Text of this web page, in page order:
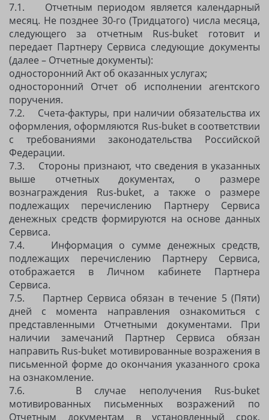
7.1. Отчетным периодом является календарный
месяц. Не позднее 30-го (Тридцатого) числа месяца,
следующего за отчетным Rus-buket готовит и
передает Партнеру Сервиса следующие документы
(далее – Отчетные документы):
односторонний Акт об оказанных услугах;
односторонний Отчет об исполнении агентского
поручения.
7.2. Счета-фактуры, при наличии обязательства их
оформления, оформляются Rus-buket в соответствии
с требованиями законодательства Российской
Федерации.
7.3. Стороны признают, что сведения в указанных
выше отчетных документах, о размере
вознаграждения Rus-buket, а также о размере
подлежащих перечислению Партнеру Сервиса
денежных средств формируются на основе данных
Сервиса.
7.4. Информация о сумме денежных средств,
подлежащих перечислению Партнеру Сервиса,
отображается в Личном кабинете Партнера
Сервиса.
7.5. Партнер Сервиса обязан в течение 5 (Пяти)
дней с момента направления ознакомиться с
представленными Отчетными документами. При
наличии замечаний Партнер Сервиса обязан
направить Rus-buket мотивированные возражения в
письменной форме до окончания указанного срока
на ознакомление.
7.6. В случае неполучения Rus-buket
мотивированных письменных возражений по
Отчетным документам в установленный срок,